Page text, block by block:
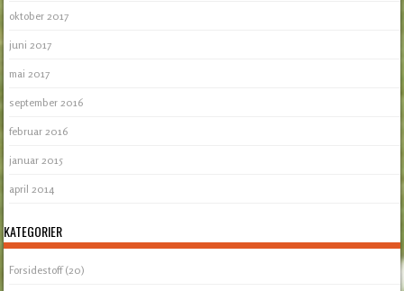
oktober 2017
juni 2017
mai 2017
september 2016
februar 2016
januar 2015
april 2014
KATEGORIER
Forsidestoff(20)